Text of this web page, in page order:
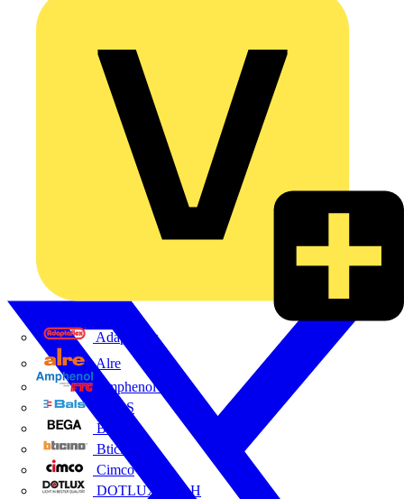
Adaptaflex
Alre
Amphenol FTG
BALS
Bega
Bticino
Cimco
DOTLUX GmbH